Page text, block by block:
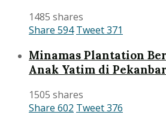
1485 shares
Share 594 Tweet371
Minamas Plantation
Anak Yatim di
1505 shares
Share 602 Tweet376